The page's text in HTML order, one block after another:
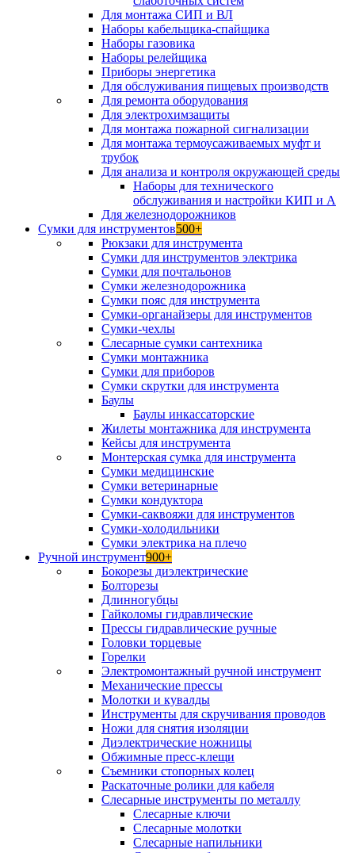
Для монтажа СИП и ВЛ
Наборы кабельщика-спайщика
Наборы газовика
Наборы релейщика
Приборы энергетика
Для обслуживания пищевых производств
Для ремонта оборудования
Для электрохимзащиты
Для монтажа пожарной сигнализации
Для монтажа термоусаживаемых муфт и
трубок
Для анализа и контроля окружающей среды
Наборы для технического
обслуживания и настройки КИП и А
Для железнодорожников
Сумки для инструментов500+
Рюкзаки для инструмента
Сумки для инструментов электрика
Сумки для почтальонов
Сумки железнодорожника
Сумки пояс для инструмента
Сумки-органайзеры для инструментов
Сумки-чехлы
Слесарные сумки сантехника
Сумки монтажника
Сумки для приборов
Сумки скрутки для инструмента
Баулы
Баулы инкассаторские
Жилеты монтажника для инструмента
Кейсы для инструмента
Монтерская сумка для инструмента
Сумки медицинские
Сумки ветеринарные
Сумки кондуктора
Сумки-саквояжи для инструментов
Сумки-холодильники
Сумки электрика на плечо
Ручной инструмент900+
Бокорезы диэлектрические
Болторезы
Длинногубцы
Гайколомы гидравлические
Прессы гидравлические ручные
Головки торцевые
Горелки
Электромонтажный ручной инструмент
Механические прессы
Молотки и кувалды
Инструменты для скручивания проводов
Ножи для снятия изоляции
Диэлектрические ножницы
Обжимные пресс-клещи
Съемники стопорных колец
Раскаточные ролики для кабеля
Слесарные инструменты по металлу
Слесарные ключи
Слесарные молотки
Слесарные напильники